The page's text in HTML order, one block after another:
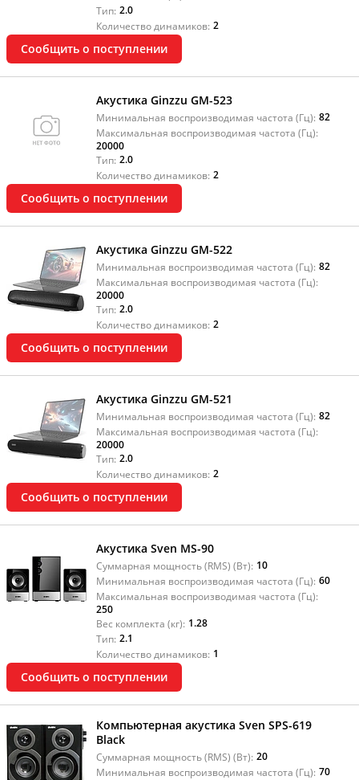
Тип: 2.0
Количество динамиков: 2
Сообщить о поступлении
Акустика Ginzzu GM-523
Минимальная воспроизводимая частота (Гц): 82
Максимальная воспроизводимая частота (Гц):
20000
Тип: 2.0
Количество динамиков: 2
Сообщить о поступлении
Акустика Ginzzu GM-522
Минимальная воспроизводимая частота (Гц): 82
Максимальная воспроизводимая частота (Гц):
20000
Тип: 2.0
Количество динамиков: 2
Сообщить о поступлении
Акустика Ginzzu GM-521
Минимальная воспроизводимая частота (Гц): 82
Максимальная воспроизводимая частота (Гц):
20000
Тип: 2.0
Количество динамиков: 2
Сообщить о поступлении
Акустика Sven MS-90
Суммарная мощность (RMS) (Вт): 10
Минимальная воспроизводимая частота (Гц): 60
Максимальная воспроизводимая частота (Гц):
250
Вес комплекта (кг): 1.28
Тип: 2.1
Количество динамиков: 1
Сообщить о поступлении
Компьютерная акустика Sven SPS-619
Black
Суммарная мощность (RMS) (Вт): 20
Минимальная воспроизводимая частота (Гц): 70